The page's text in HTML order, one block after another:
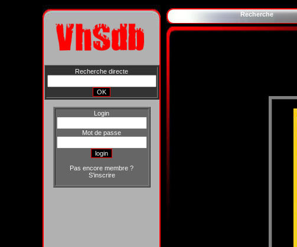
Recherche directe
Login
Mot de passe
Pas encore membre ?
S'inscrire
Recherche